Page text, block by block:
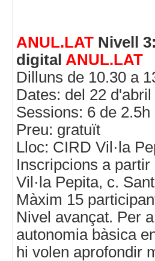
ANUL.LAT Nivell
digital ANUL.LAT
Dilluns de 10.30 a
Dates: del 22
Sessions: 6 de 2.5h
Preu: gratuït
Lloc: CIRD Vil·la
Inscripcions a
Vil·la Pepita, c.
Màxim 15
Nivel avançat. Per
autonomia bàsica
hi volen aprofondir